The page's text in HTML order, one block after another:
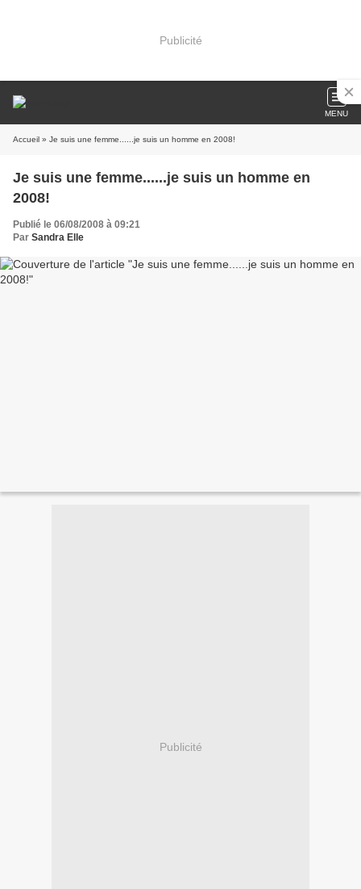
Publicité
MENU
Accueil » Je suis une femme......je suis un homme en 2008!
Je suis une femme......je suis un homme en
2008!
Publié le 06/08/2008 à 09:21
Par Sandra Elle
Publicité